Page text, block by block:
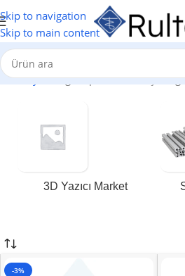
Skip to navigation
Skip to main content
Ana Sayfa/sigma profil düz köşe
3D Yazıcı Market
-3%